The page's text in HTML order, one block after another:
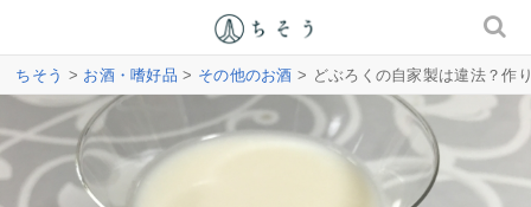
ちそう > お酒・嗜好品 > その他のお酒 > どぶろくの自家製は違法？作